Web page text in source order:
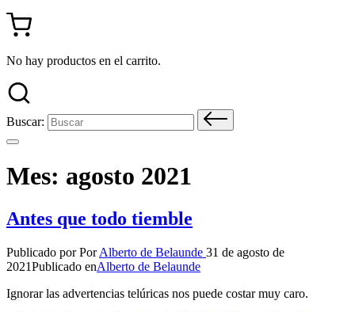
No hay productos en el carrito.
Buscar:
Mes: agosto 2021
Antes que todo tiemble
Publicado por PorAlberto de Belaunde 31 de agosto de
2021Publicado enAlberto de Belaunde
Ignorar las advertencias telúricas nos puede costar muy caro.